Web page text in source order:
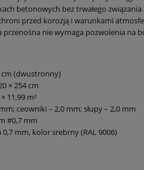
betonowych bez trwałego
przed korozją i warunkami
przenośna nie wymaga pozwolenia na
cm (dwustronny)
× 254 cm
11,99 m²
ceowniki – 2,0 mm; słupy – 2,0 mm
#0,7 mm
mm, kolor srebrny (RAL 9006)